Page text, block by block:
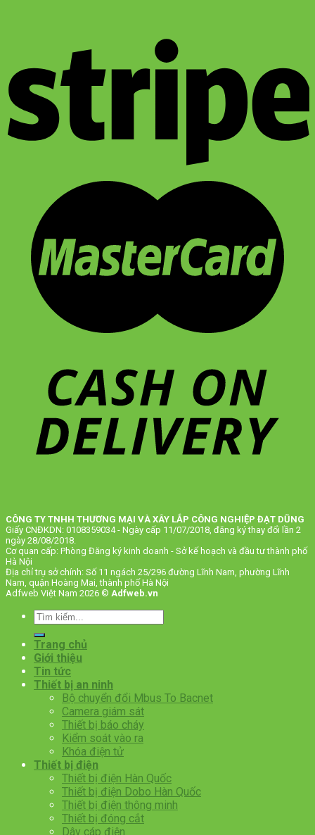
CÔNG TY TNHH THƯƠNG MẠI VÀ XÂY LẮP CÔNG NGHIỆP ĐẠT DŨNG
Giấy CNĐKDN: 0108359034 - Ngày cấp 11/07/2018, đăng ký thay đổi lần 2
ngày 28/08/2018.
Cơ quan cấp: Phòng Đăng ký kinh doanh - Sở kế hoạch và đầu tư thành phố
Hà Nội
Địa chỉ trụ sở chính: Số 11 ngách 25/296 đường Lĩnh Nam, phường Lĩnh
Nam, quận Hoàng Mai, thành phố Hà Nội
Adfweb Việt Nam 2026 © Adfweb.vn
Tìm
kiếm:
Trang chủ
Giới thiệu
Tin tức
Thiết bị an ninh
Bộ chuyển đổi Mbus To Bacnet
Camera giám sát
Thiết bị báo cháy
Kiểm soát vào ra
Khóa điện tử
Thiết bị điện
Thiết bị điện Hàn Quốc
Thiết bị điện Dobo Hàn Quốc
Thiết bị điện thông minh
Thiết bị đóng cắt
Dây cáp điện